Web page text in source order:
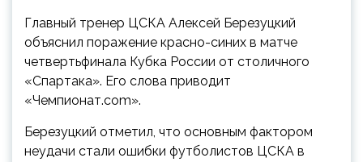
Главный тренер ЦСКА Алексей Березуцкий
объяснил поражение красно-синих в матче
четвертьфинала Кубка России от столичного
«Спартака». Его слова приводит
«Чемпионат.com».
Березуцкий отметил, что основным фактором
неудачи стали ошибки футболистов ЦСКА в